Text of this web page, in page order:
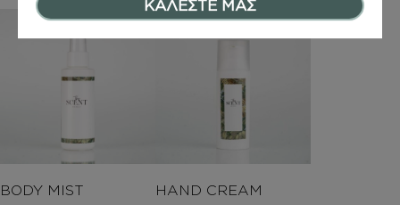
BODY MIST
HAND CREAM
ΚΑΛΕΣΤΕ ΜΑΣ